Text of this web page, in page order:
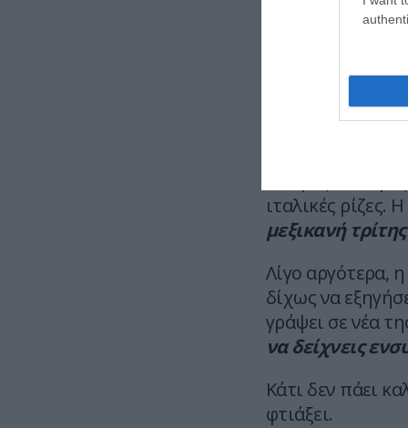
— Mario
Αξίζει να
ιταλικές ρίζες.
μεξικανή
Λίγο αργότερα,
δίχως να
γράψει σε νέα
να δείχνεις
Κάτι δεν πάει
φτιάξει.